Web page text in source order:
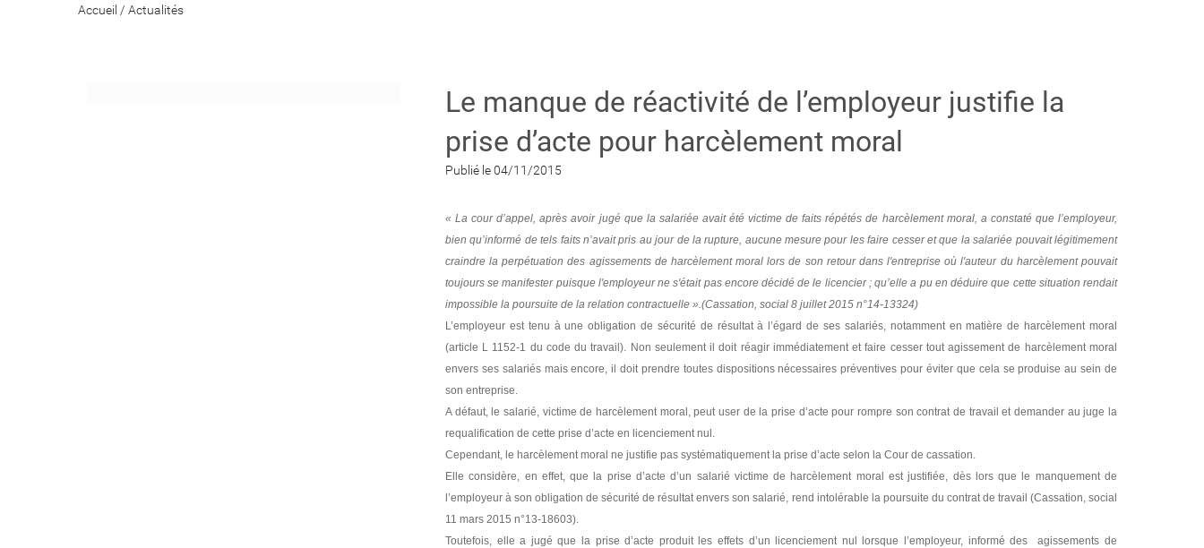
Accueil / Actualités
Le manque de réactivité de l’employeur justifie la
prise d’acte pour harcèlement moral
Publié le 04/11/2015
« La cour d’appel, après avoir jugé que la salariée avait été victime de faits répétés de harcèlement moral, a constaté que l’employeur,
bien qu’informé de tels faits n’avait pris au jour de la rupture, aucune mesure pour les faire cesser et que la salariée pouvait légitimement
craindre la perpétuation des agissements de harcèlement moral lors de son retour dans l'entreprise où l'auteur du harcèlement pouvait
toujours se manifester puisque l'employeur ne s'était pas encore décidé de le licencier ; qu’elle a pu en déduire que cette situation rendait
impossible la poursuite de la relation contractuelle ».(Cassation, social 8 juillet 2015 n°14-13324)
L’employeur est tenu à une obligation de sécurité de résultat à l’égard de ses salariés, notamment en matière de harcèlement moral
(article L 1152-1 du code du travail). Non seulement il doit réagir immédiatement et faire cesser tout agissement de harcèlement moral
envers ses salariés mais encore, il doit prendre toutes dispositions nécessaires préventives pour éviter que cela se produise au sein de
son entreprise.
A défaut, le salarié, victime de harcèlement moral, peut user de la prise d’acte pour rompre son contrat de travail et demander au juge la
requalification de cette prise d’acte en licenciement nul.
Cependant, le harcèlement moral ne justifie pas systématiquement la prise d’acte selon la Cour de cassation.
Elle considère, en effet, que la prise d’acte d’un salarié victime de harcèlement moral est justifiée, dès lors que le manquement de
l’employeur à son obligation de sécurité de résultat envers son salarié, rend intolérable la poursuite du contrat de travail (Cassation, social
11 mars 2015 n°13-18603).
Toutefois, elle a jugé que la prise d’acte produit les effets d’un licenciement nul lorsque l’employeur, informé des agissements de